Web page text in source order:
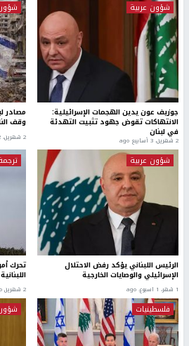
شؤون عربية
جوزيف عون يدين الهجمات الإسرائيلية:
الانتهاكات تقوض جهود تثبيت التهدئة
في لبنان
2 شهرين، 3 أسابيع ago
مصادر
وقف
2 شهرين، 2 أسبوعين ago
شؤون عربية
الرئيس اللبناني يؤكد رفض الاحتلال
الإسرائيلي والوصايات الخارجية
1 شهر، 1 اسبوع. ago
تحرك
2 شهرين ago
فلسطينيات